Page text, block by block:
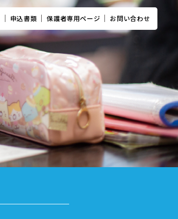
申込書類 保護者専用ページ お問い合わせ